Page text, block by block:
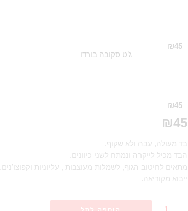
₪45
ג’ט סקובה בורדו
₪45
₪45
בד מעולה, עבה ולא שקוף.
הבד מכיל לייקרה ונמתח לשני כיוונים.
מתאים לחיטוב הגוף, לשמלות מעוצבות , עליוניות וקפוצו’נים.
ייבוא מקוריאה.